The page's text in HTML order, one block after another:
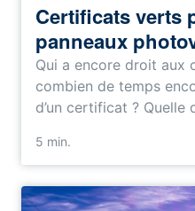
Certificats verts
panneaux
Qui a encore droit aux
combien de temps
d’un certificat ? Quelle
5 min.